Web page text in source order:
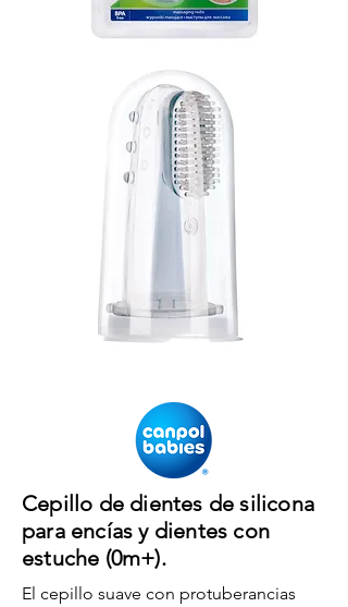
Cepillo de dientes de silicona
para encías y dientes con
estuche (0m+).
El cepillo suave con protuberancias